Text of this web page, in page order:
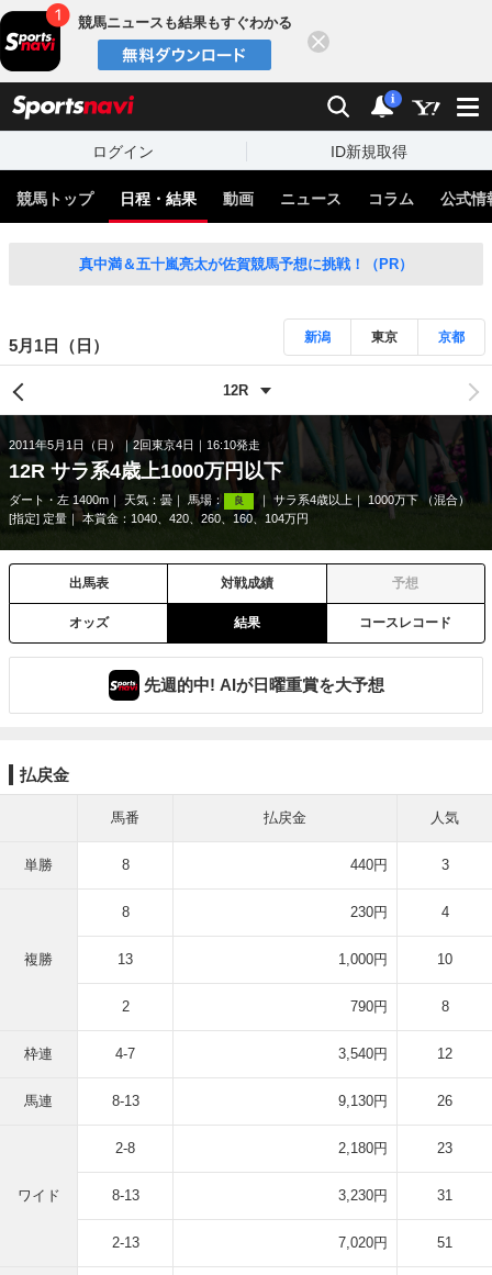
競馬ニュースも結果もすぐわかる
検索 通知
i
ログイン ID新規取得
競馬トップ 日程・結果 動画 ニュース コラム 公式情
真中満＆五十嵐亮太が佐賀競馬予想に挑戦！（PR）
5月1日（日） 新潟 東京 京都
2011年5月1日（日） 2回東京4日 16:10発走
12R サラ系4歳上1000万円以下
ダート・左 1400m 天気： 曇 馬場： 良 サラ系4歳以上
1000万下 （混合）
[指定] 定量
本賞金：1040、420、260、160、104万円
出馬表 対戦成績 予想
オッズ 結果 コースレコード
先週的中! AIが日曜重賞を大予想
払戻金
馬番 払戻金 人気
単勝 8 440円 3
複勝
8 230円 4
13 1,000円 10
2 790円 8
枠連 4-7 3,540円 12
馬連 8-13 9,130円 26
ワイド
2-8 2,180円 23
8-13 3,230円 31
2-13 7,020円 51